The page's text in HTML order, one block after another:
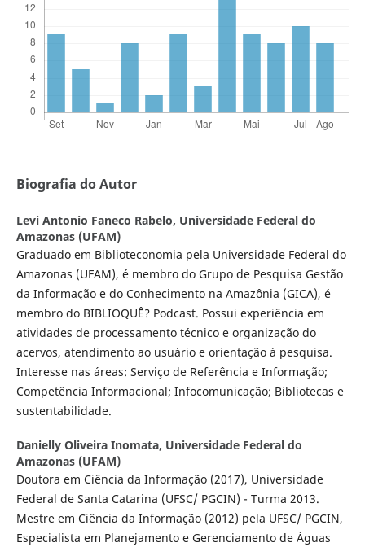
Biografia do Autor
Levi Antonio Faneco Rabelo, Universidade Federal do
Amazonas (UFAM)
Graduado em Biblioteconomia pela Universidade Federal do
Amazonas (UFAM), é membro do Grupo de Pesquisa Gestão
da Informação e do Conhecimento na Amazônia (GICA), é
membro do BIBLIOQUÊ? Podcast. Possui experiência em
atividades de processamento técnico e organização do
acervos, atendimento ao usuário e orientação à pesquisa.
Interesse nas áreas: Serviço de Referência e Informação;
Competência Informacional; Infocomunicação; Bibliotecas e
sustentabilidade.
Danielly Oliveira Inomata, Universidade Federal do
Amazonas (UFAM)
Doutora em Ciência da Informação (2017), Universidade
Federal de Santa Catarina (UFSC/ PGCIN) - Turma 2013.
Mestre em Ciência da Informação (2012) pela UFSC/ PGCIN,
Especialista em Planejamento e Gerenciamento de Águas